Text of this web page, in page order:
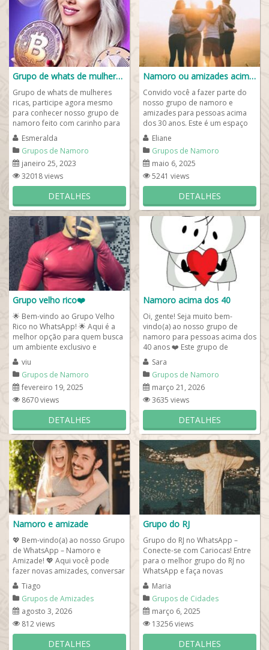
Grupo de whats de mulheres ricas
Grupo de whats de mulheres
ricas, participe agora mesmo
para conhecer nosso grupo de
namoro feito com carinho para
todos solteiros(as). Então, entre
já e...
Esmeralda
Grupos de Namoro
janeiro 25, 2023
32018 views
DETALHES
Namoro ou amizades acima dos 30
Convido você a fazer parte do
nosso grupo de namoro e
amizades para pessoas acima
dos 30 anos. Este é um espaço
dedicado a quem...
Eliane
Grupos de Namoro
maio 6, 2025
5241 views
DETALHES
Grupo velho rico❤️
🌟 Bem-vindo ao Grupo Velho
Rico no WhatsApp! 🌟 Aqui é a
melhor opção para quem busca
um ambiente exclusivo e
sofisticado para fazer novas
amizades...
viu
Grupos de Namoro
fevereiro 19, 2025
8670 views
DETALHES
Namoro acima dos 40
Oi, gente! Seja muito bem-
vindo(a) ao nosso grupo de
namoro para pessoas acima dos
40 anos ❤️ Este grupo de
whatsapp foi pensado
especialmente para...
Sara
Grupos de Namoro
março 21, 2026
3635 views
DETALHES
Namoro e amizade
💖 Bem-vindo(a) ao nosso Grupo
de WhatsApp – Namoro e
Amizade! 💖 Aqui você pode
fazer novas amizades, conversar
com pessoas de diferentes
cidades...
Tiago
Grupos de Amizades
agosto 3, 2026
812 views
DETALHES
Grupo do RJ
Grupo do RJ no WhatsApp –
Conecte-se com Cariocas! Entre
para o melhor grupo do RJ no
WhatsApp e faça novas
amizades, fique por dentro das
novidades da...
Maria
Grupos de Cidades
março 6, 2025
13256 views
DETALHES